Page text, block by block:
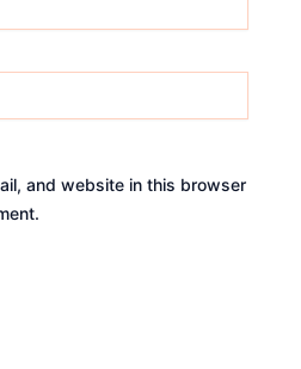
and website in this browser